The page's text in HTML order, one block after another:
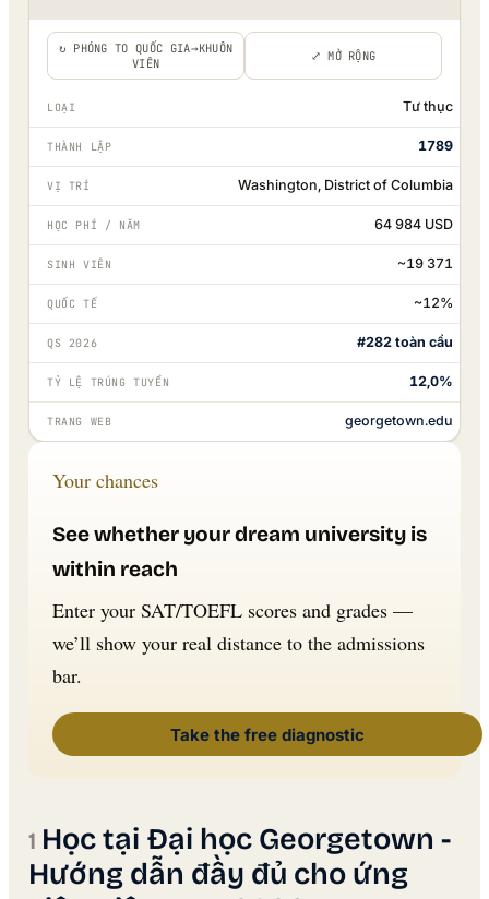
↻ PHÓNG TO QUỐC GIA→KHUÔN
VIÊN
⤢ MỞ RỘNG
LOẠI Tư thục
THÀNH LẬP 1789
VỊ TRÍ Washington, District of Columbia
HỌC PHÍ / NĂM 64 984 USD
SINH VIÊN ~19 371
QUỐC TẾ ~12%
QS 2026 #282 toàn cầu
TỶ LỆ TRÚNG TUYỂN 12,0%
TRANG WEB georgetown.edu
Your chances
See whether your dream university is
within reach
Enter your SAT/TOEFL scores and grades —
we’ll show your real distance to the admissions
bar.
Take the free diagnostic
Học tại Đại học Georgetown -
Hướng dẫn đầy đủ cho ứng